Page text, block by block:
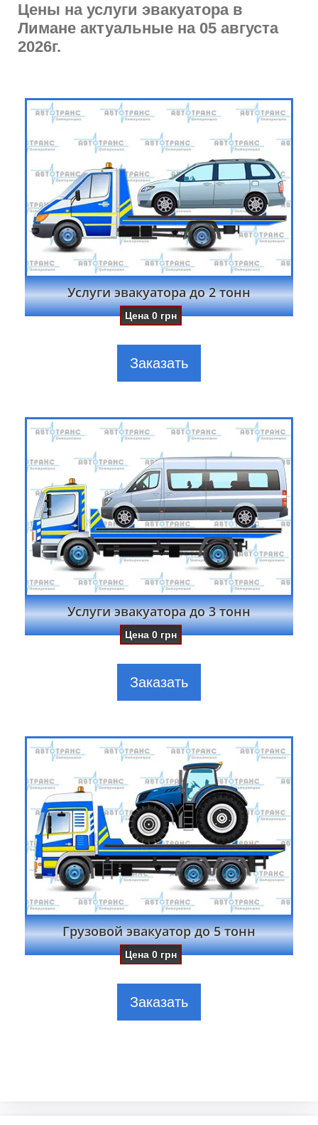
Цены на услуги эвакуатора в
Лимане актуальные на 05 августа
2026г.
Услуги эвакуатора до 2 тонн
Цена0 грн
Заказать
Услуги эвакуатора до 3 тонн
Цена0 грн
Заказать
Грузовой эвакуатор до 5 тонн
Цена0 грн
Заказать